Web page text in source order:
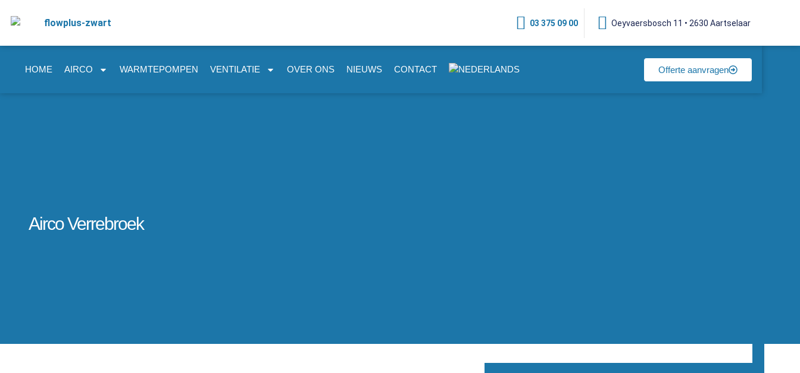
03 375 09 00 Oeyvaersbosch 11 • 2630 Aartselaar
HOME AIRCO WARMTEPOMPEN VENTILATIE OVER ONS NIEUWS CONTACT Offerte aanvragen
Airco Verrebroek